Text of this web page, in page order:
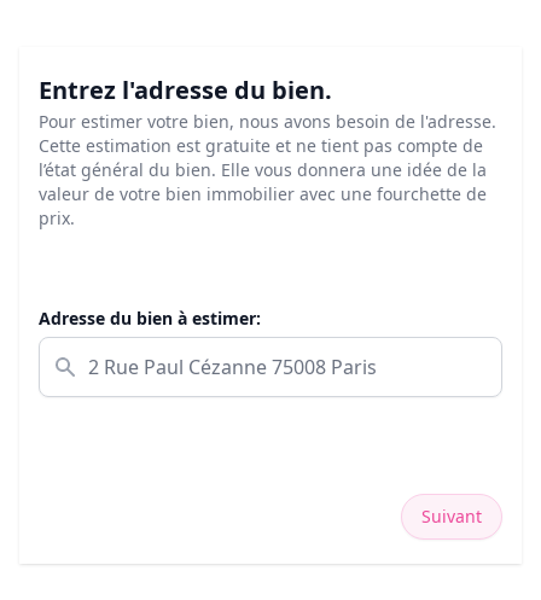
Entrez l'adresse du bien.
Pour estimer votre bien, nous avons besoin de l'adresse.
Cette estimation est gratuite et ne tient pas compte de
l’état général du bien. Elle vous donnera une idée de la
valeur de votre bien immobilier avec une fourchette de
prix.
Adresse du bien à estimer:
Suivant